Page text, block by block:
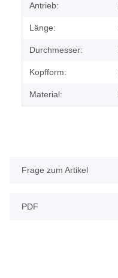
Antrieb:
Länge:
Durchmesser:
Kopfform:
Material:
Frage zum Artikel
PDF